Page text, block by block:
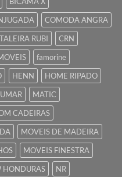
COMODA ANGRA
RUBI
CRN
famorine
HENN
HOME RIPADO
MATIC
CADEIRAS
MOVEIS DE MADEIRA
MOVEIS FINESTRA
HONDURAS NR